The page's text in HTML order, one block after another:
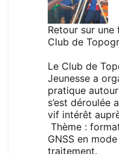
Retour sur
Club de
Le Club de
Jeunesse a
pratique
s’est déroulée
vif intérêt
Thème :
GNSS en
traitement.